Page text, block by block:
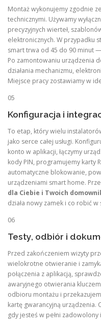
Montaż wykonujemy zgodnie
technicznymi. Używamy
precyzyjnych wierteł,
elektronicznych. W przypadku
smart trwa od 45 do 90 minut
Po zamontowaniu urządzenia
działania mechanizmu,
Miejsce pracy zostawiamy w
05
Konfiguracja i
To etap, który wielu
jako serce całej usługi.
konto w aplikacji, łączymy
kody PIN, programujemy karty
automatyczne blokowanie,
urządzeniami smart home.
dla Ciebie i Twoich
działa nowy zamek i co robić w
06
Testy, odbiór i
Przed zakończeniem wizyty
wielokrotne otwieranie i
połączenia z aplikacją,
awaryjnego otwierania
odbioru montażu i
kartę gwarancyjną
gdy jesteś w pełni zadowolony